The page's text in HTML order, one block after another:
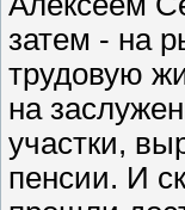
затем - на
трудовую
на
участки,
пенсии. И